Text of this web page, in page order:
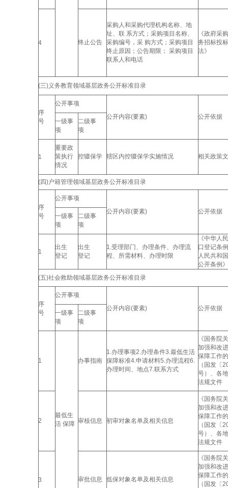
4 终止公告
采购人和采购代理机构名称、地
址、联 系方式；采购项目名称、
采购编号，采 购方式；采购项目
终止原因；公告期限； 采购项目
联系人和电话
《政府采
务招标投
法》
(三)义务教育领域基层政务公开标准目录
序
号
公开事项
公开内容(要素)
公开依据
一级事
项
二级事
项
1
重要政
策执行
情况
控辍保学 辖区内控辍保学实施情况 相关政策
(四)户籍管理领域基层政务公开标准目录
序
号
公开事项
公开内容(要素)
公开依据
一级事
项
二级事
项
1
出生
登记
出生
登记
1.受理部门、办理条件、办理流
程、所需材料、办理时限
《中华人
口登记条
人民共和
公开条例
(五)社会救助领域基层政务公开标准目录
序
号
公开事项
公开内容(要素)
公开依据
一级事
项
二级事
项
1
最低生
活 保障
办事指南
1.办理事项2.办理条件3.最低生活
保障标准4.申请材料5.办理流程6.
办理时间、地点7.联系方式
《国务院
加强和改
保障工作
（国发〔
号）、各
法规文件
2 审核信息 初审对象名单及相关信息
《国务院
加强和改
保障工作
（国发〔
号）、各
法规文件
3 审批信息 低保对象名单及相关信息
《国务院
加强和改
保障工作
（国发〔